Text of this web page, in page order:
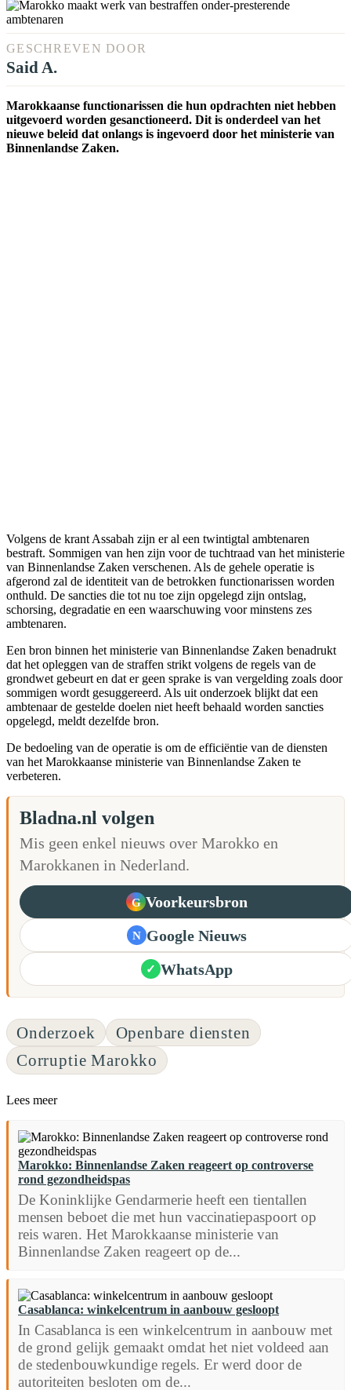
GESCHREVEN DOOR
Said A.
Marokkaanse functionarissen die hun opdrachten niet hebben
uitgevoerd worden gesanctioneerd. Dit is onderdeel van het
nieuwe beleid dat onlangs is ingevoerd door het ministerie van
Binnenlandse Zaken.
Volgens de krant Assabah zijn er al een twintigtal ambtenaren
bestraft. Sommigen van hen zijn voor de tuchtraad van het ministerie
van Binnenlandse Zaken verschenen. Als de gehele operatie is
afgerond zal de identiteit van de betrokken functionarissen worden
onthuld. De sancties die tot nu toe zijn opgelegd zijn ontslag,
schorsing, degradatie en een waarschuwing voor minstens zes
ambtenaren.
Een bron binnen het ministerie van Binnenlandse Zaken benadrukt
dat het opleggen van de straffen strikt volgens de regels van de
grondwet gebeurt en dat er geen sprake is van vergelding zoals door
sommigen wordt gesuggereerd. Als uit onderzoek blijkt dat een
ambtenaar de gestelde doelen niet heeft behaald worden sancties
opgelegd, meldt dezelfde bron.
De bedoeling van de operatie is om de efficiëntie van de diensten
van het Marokkaanse ministerie van Binnenlandse Zaken te
verbeteren.
Bladna.nl volgen
Mis geen enkel nieuws over Marokko en
Marokkanen in Nederland.
G Voorkeursbron
N Google Nieuws
✓ WhatsApp
Onderzoek
Openbare diensten
Corruptie Marokko
Lees meer
Marokko: Binnenlandse Zaken reageert op controverse
rond gezondheidspas
De Koninklijke Gendarmerie heeft een tientallen
mensen beboet die met hun vaccinatiepaspoort op
reis waren. Het Marokkaanse ministerie van
Binnenlandse Zaken reageert op de...
Casablanca: winkelcentrum in aanbouw gesloopt
In Casablanca is een winkelcentrum in aanbouw met
de grond gelijk gemaakt omdat het niet voldeed aan
de stedenbouwkundige regels. Er werd door de
autoriteiten besloten om de...